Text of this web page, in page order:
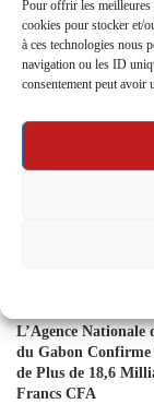
Pour offrir les meilleures
cookies pour stocker et/
à ces technologies nous
navigation ou les ID
consentement peut avoir
Le Premier Ministre
la ferme agro-
Ntoum : Une
Gabon
L’Agence Nationale
du Gabon Confirme
de Plus de 18,6
Francs CFA